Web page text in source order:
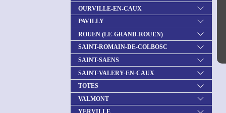
OURVILLE-EN-CAUX
PAVILLY
ROUEN (LE-GRAND-ROUEN)
SAINT-ROMAIN-DE-COLBOSC
SAINT-SAENS
SAINT-VALERY-EN-CAUX
TOTES
VALMONT